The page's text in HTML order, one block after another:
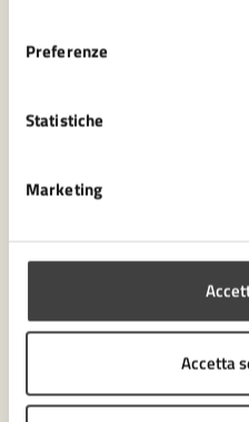
Preferenze
Statistiche
Marketing
Accetta
Contatta il comune
Leggi le domande
Numero verde 0547-
Segnala disservizio